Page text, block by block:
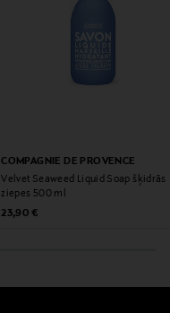
COMPAGNIE DE PROVENCE
Velvet Seaweed Liquid Soap šķidrās
ziepes 500 ml
Original Price
23,90 €